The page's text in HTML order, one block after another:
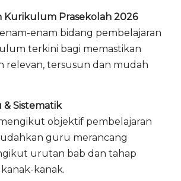
Kurikulum Prasekolah 2026
enam bidang pembelajaran
terkini bagi memastikan
relevan, tersusun dan mudah
& Sistematik
objektif pembelajaran
guru merancang
urutan bab dan tahap
kanak.